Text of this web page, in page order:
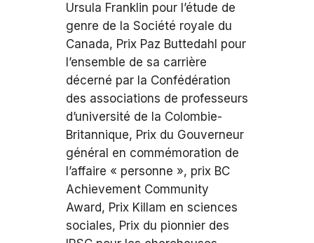
Ursula Franklin pour l’étude de
genre de la Société royale du
Canada, Prix Paz Buttedahl pour
l’ensemble de sa carrière
décerné par la Confédération
des associations de professeurs
d’université de la Colombie-
Britannique, Prix du Gouverneur
général en commémoration de
l’affaire « personne », prix BC
Achievement Community
Award, Prix Killam en sciences
sociales, Prix du pionnier des